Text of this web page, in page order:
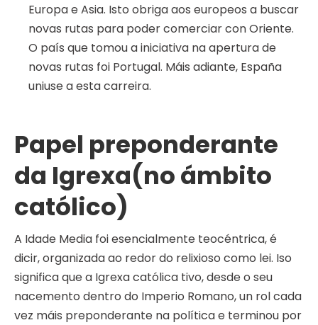
Europa e Asia. Isto obriga aos europeos a buscar
novas rutas para poder comerciar con Oriente.
O país que tomou a iniciativa na apertura de
novas rutas foi Portugal. Máis adiante, España
uniuse a esta carreira.
Papel preponderante
da Igrexa(no ámbito
católico)
A Idade Media foi esencialmente teocéntrica, é
dicir, organizada ao redor do relixioso como lei. Iso
significa que a Igrexa católica tivo, desde o seu
nacemento dentro do Imperio Romano, un rol cada
vez máis preponderante na política e terminou por